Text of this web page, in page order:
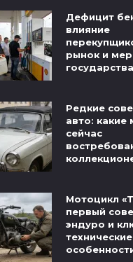
Дефицит
влияние
рынок и
государства
Редкие
авто: какие
сейчас
Мотоцикл
первый
эндуро и
технические